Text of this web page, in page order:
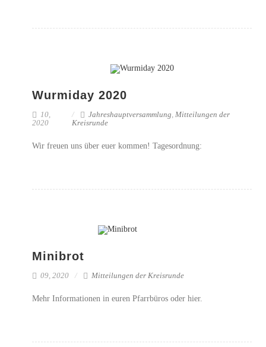
Wurmiday 2020
10,
2020
Jahreshauptversammlung, Mitteilungen der
Kreisrunde
Wir freuen uns über euer kommen! Tagesordnung:
Minibrot
09, 2020 Mitteilungen der Kreisrunde
Mehr Informationen in euren Pfarrbüros oder hier.